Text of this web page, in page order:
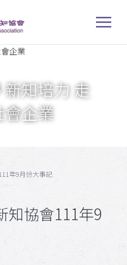
知培力 走
會企業
年9月份大事記
知協會111年9